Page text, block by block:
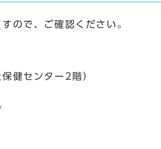
ので、ご確認ください。
健センター2階）